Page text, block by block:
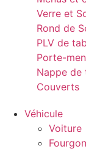
Verre et
Rond de
PLV de
Porte-
Nappe de
Couverts
Véhicule
Voiture
Fourgon